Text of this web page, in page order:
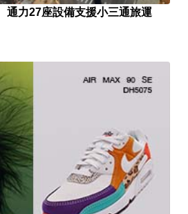
力27座設備支援小三通旅運